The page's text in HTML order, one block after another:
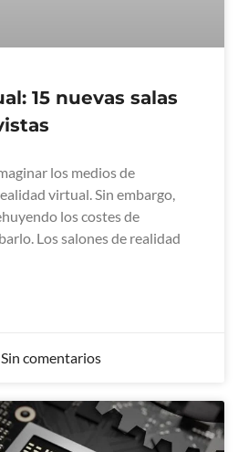
15 nuevas salas
los medios de
virtual. Sin embargo,
los costes de
Los salones de realidad
Sin comentarios